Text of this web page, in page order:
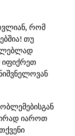
რომ
თუ
იფიქრეთ
იაროთ